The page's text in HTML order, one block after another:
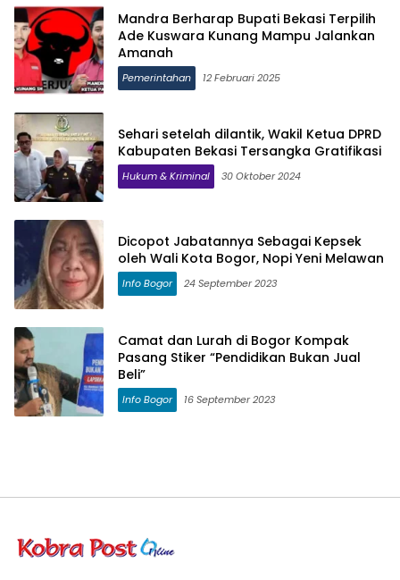
Mandra Berharap Bupati Bekasi Terpilih
Ade Kuswara Kunang Mampu Jalankan
Amanah
Pemerintahan 12 Februari 2025
Sehari setelah dilantik, Wakil Ketua DPRD
Kabupaten Bekasi Tersangka Gratifikasi
Hukum & Kriminal 30 Oktober 2024
Dicopot Jabatannya Sebagai Kepsek
oleh Wali Kota Bogor, Nopi Yeni Melawan
Info Bogor 24 September 2023
Camat dan Lurah di Bogor Kompak
Pasang Stiker “Pendidikan Bukan Jual
Beli”
Info Bogor 16 September 2023